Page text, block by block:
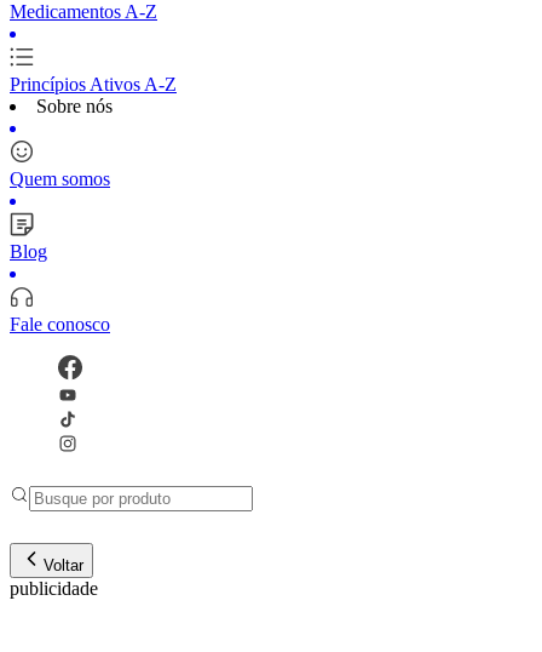
Medicamentos A-Z
Princípios Ativos A-Z
Sobre nós
Quem somos
Blog
Fale conosco
Voltar
publicidade